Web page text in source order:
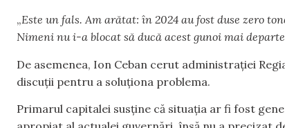
„Este un fals. Am arătat: în 2024 au fost duse zero
Nimeni nu i-a blocat să ducă acest gunoi mai departe
De asemenea, Ion Ceban cerut administrației
discuții pentru a soluționa problema.
Primarul capitalei susține că situația ar fi fost